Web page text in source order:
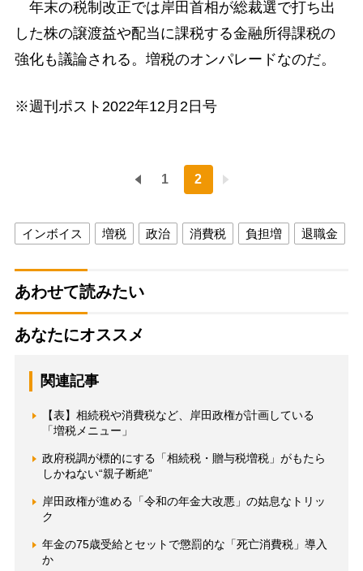
年末の税制改正では岸田首相が総裁選で打ち出
した株の譲渡益や配当に課税する金融所得課税の
強化も議論される。増税のオンパレードなのだ。
※週刊ポスト2022年12月2日号
1 2
インボイス 増税 政治 消費税 負担増 退職金
あわせて読みたい
あなたにオススメ
関連記事
【表】相続税や消費税など、岸田政権が計画している
「増税メニュー」
政府税調が標的にする「相続税・贈与税増税」がもたら
しかねない“親子断絶”
岸田政権が進める「令和の年金大改悪」の姑息なトリッ
ク
年金の75歳受給とセットで懲罰的な「死亡消費税」導入
か